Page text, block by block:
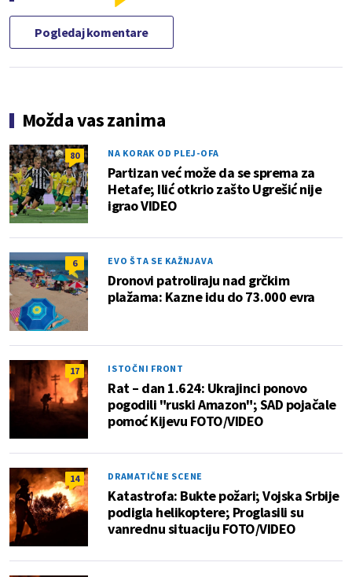
Pogledaj komentare
Možda vas zanima
80 NA KORAK OD PLEJ-OFA
Partizan već može da se sprema za
Hetafe; Ilić otkrio zašto Ugrešić nije
igrao VIDEO
6 EVO ŠTA SE KAŽNJAVA
Dronovi patroliraju nad grčkim
plažama: Kazne idu do 73.000 evra
17 ISTOČNI FRONT
Rat – dan 1.624: Ukrajinci ponovo
pogodili "ruski Amazon"; SAD pojačale
pomoć Kijevu FOTO/VIDEO
14 DRAMATIČNE SCENE
Katastrofa: Bukte požari; Vojska Srbije
podigla helikoptere; Proglasili su
vanrednu situaciju FOTO/VIDEO